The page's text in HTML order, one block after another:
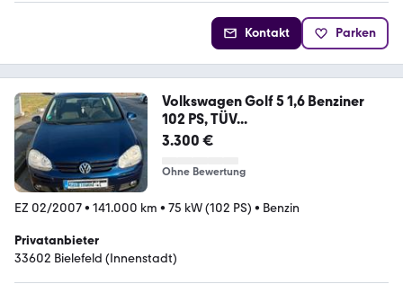
Kontakt Parken
Volkswagen Golf 5 1,6 Benziner
102 PS, TÜV...
3.300 €
Ohne Bewertung
EZ 02/2007• 141.000 km • 75 kW (102 PS) • Benzin
Privatanbieter
33602 Bielefeld (Innenstadt)